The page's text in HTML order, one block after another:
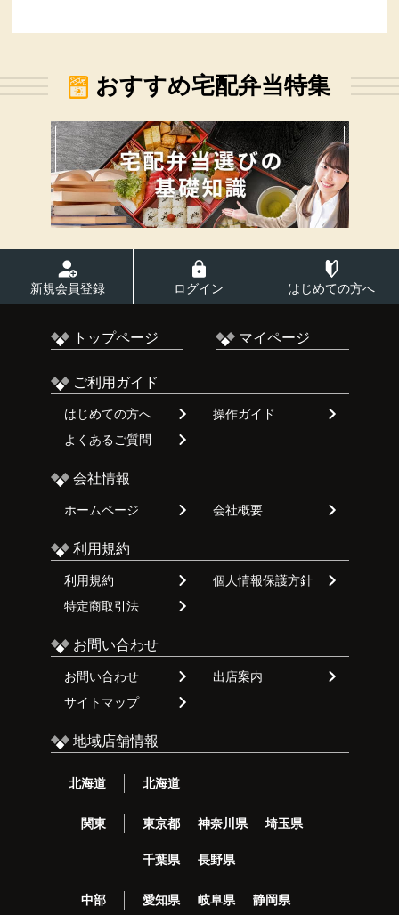
おすすめ宅配弁当特集
新規会員登録 ログイン はじめての方へ
トップページ マイページ
ご利用ガイド
はじめての方へ
操作ガイド
よくあるご質問
会社情報
ホームページ 会社概要
利用規約
利用規約
個人情報保護方針
特定商取引法
お問い合わせ
お問い合わせ
出店案内
サイトマップ
地域店舗情報
北海道 北海道
関東 東京都 神奈川県 埼玉県
千葉県 長野県
中部 愛知県 岐阜県 静岡県